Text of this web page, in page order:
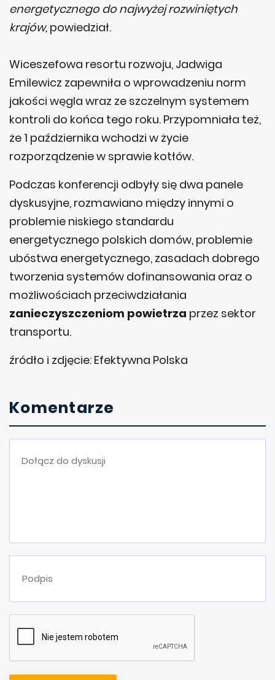
energetycznego do najwyżej rozwiniętych
krajów, powiedział.
Wiceszefowa resortu rozwoju, Jadwiga
Emilewicz zapewniła o wprowadzeniu norm
jakości węgla wraz ze szczelnym systemem
kontroli do końca tego roku. Przypomniała też,
że 1 października wchodzi w życie
rozporządzenie w sprawie kotłów.
Podczas konferencji odbyły się dwa panele
dyskusyjne, rozmawiano między innymi o
problemie niskiego standardu
energetycznego polskich domów, problemie
ubóstwa energetycznego, zasadach dobrego
tworzenia systemów dofinansowania oraz o
możliwościach przeciwdziałania
zanieczyszczeniom powietrza przez sektor
transportu.
źródło i zdjęcie: Efektywna Polska
Komentarze